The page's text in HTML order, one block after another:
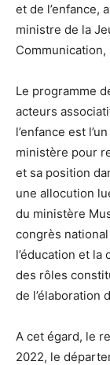
et de l’enfance,
ministre de la
Communication,
Le programme
acteurs
l’enfance est
ministère pour
et sa position
une allocution
du ministère
congrès national
l’éducation et
des rôles
de l’élaboration
A cet égard, le
2022, le